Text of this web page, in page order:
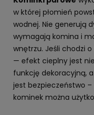
w której płomień
wodnej. Nie generują
wymagają komina i
wnętrzu. Jeśli chodzi o
— efekt cieplny jest
funkcję dekoracyjną,
jest bezpieczeństwo
kominek można